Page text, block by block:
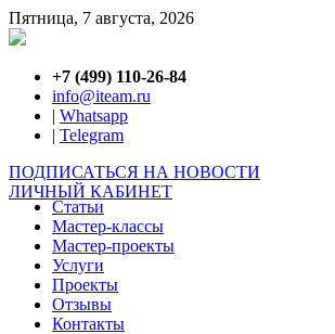
Пятница, 7 августа, 2026
+7 (499) 110-26-84
info@iteam.ru
| Whatsapp
| Telegram
ПОДПИСАТЬСЯ НА НОВОСТИ
ЛИЧНЫЙ КАБИНЕТ
Статьи
Мастер-классы
Мастер-проекты
Услуги
Проекты
Отзывы
Контакты